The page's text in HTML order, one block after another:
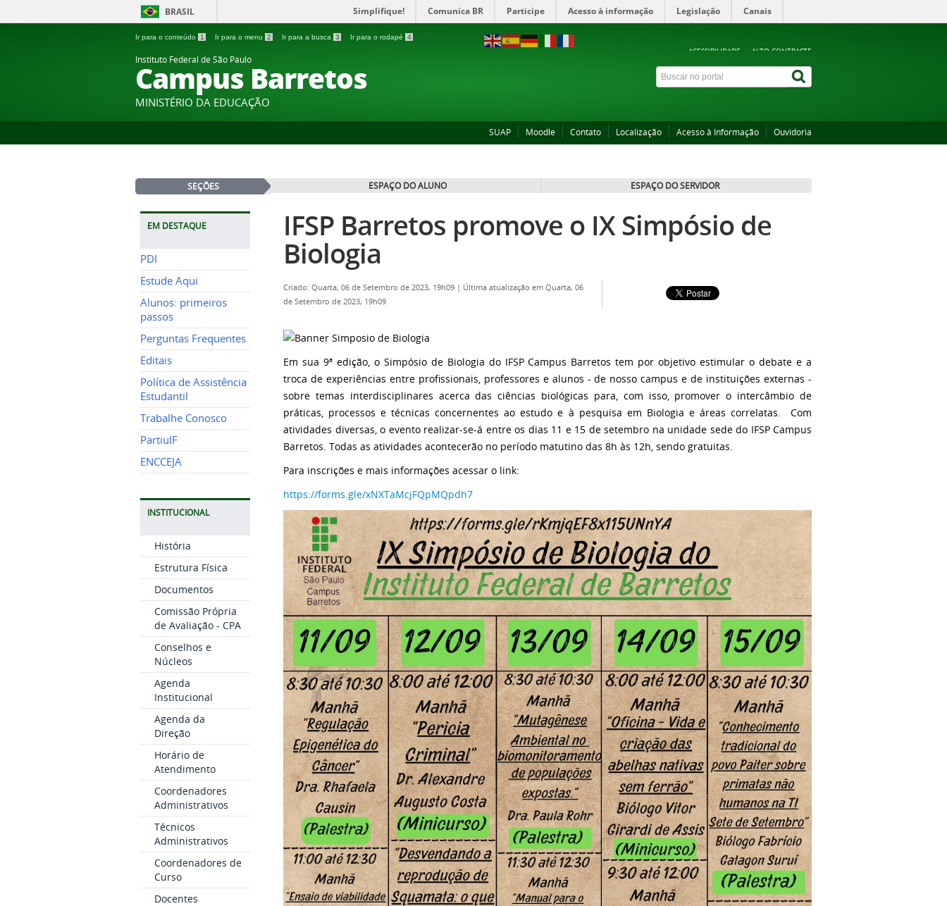
BRASIL Simplifique! Comunica BR Participe Acesso à informação Legislação Canais
Ir para o conteúdo 1 Ir para o menu 2 Ir para a busca 3 Ir para o rodapé 4
ACESSIBILIDADE ALTO CONTRASTE
Instituto Federal de São Paulo
Campus Barretos
MINISTÉRIO DA EDUCAÇÃO
SUAP Moodle Contato Localização Acesso à Informação Ouvidoria
SEÇÕES ESPAÇO DO ALUNO ESPAÇO DO SERVIDOR
EM DESTAQUE
PDI
Estude Aqui
Alunos: primeiros
passos
Perguntas Frequentes
Editais
Política de Assistência
Estudantil
Trabalhe Conosco
PartiuIF
ENCCEJA
INSTITUCIONAL
História
Estrutura Física
Documentos
Comissão Própria
de Avaliação - CPA
Conselhos e
Núcleos
Agenda
Institucional
Agenda da
Direção
Horário de
Atendimento
Coordenadores
Administrativos
Técnicos
Administrativos
Coordenadores de
Curso
Docentes
IFSP Barretos promove o IX Simpósio de
Biologia
Criado: Quarta, 06 de Setembro de 2023, 19h09 | Última atualização em Quarta, 06
de Setembro de 2023, 19h09
Em sua 9ª edição, o Simpósio de Biologia do IFSP Campus Barretos tem por objetivo estimular o debate e a
troca de experiências entre profissionais, professores e alunos - de nosso campus e de instituições externas -
sobre temas interdisciplinares acerca das ciências biológicas para, com isso, promover o intercâmbio de
práticas, processos e técnicas concernentes ao estudo e à pesquisa em Biologia e áreas correlatas. Com
atividades diversas, o evento realizar-se-á entre os dias 11 e 15 de setembro na unidade sede do IFSP Campus
Barretos. Todas as atividades acontecerão no período matutino das 8h às 12h, sendo gratuitas.
Para inscrições e mais informações acessar o link:
https://forms.gle/xNXTaMcjFQpMQpdh7